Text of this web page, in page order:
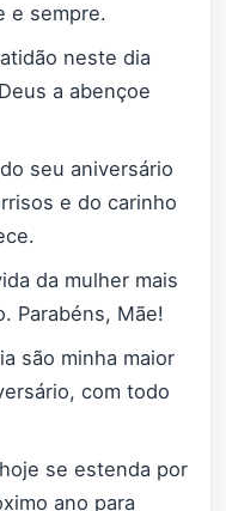
e sempre.
neste dia
a abençoe
seu aniversário
e do carinho
da mulher mais
Parabéns, Mãe!
são minha maior
com todo
se estenda por
ano para